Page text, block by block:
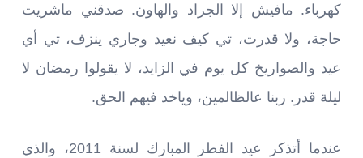
كهرباء. مافيش إلا الجراد والهاون. صدقني ماشريت
حاجة، ولا قدرت، تي كيف نعيد وجاري ينزف، تي أي
عيد والصواريخ كل يوم في الزايد، لا يقولوا رمضان لا
ليلة قدر. ربنا عالظالمين، وياخد فيهم الحق.
عندما أتذكر عيد الفطر المبارك لسنة 2011، والذي